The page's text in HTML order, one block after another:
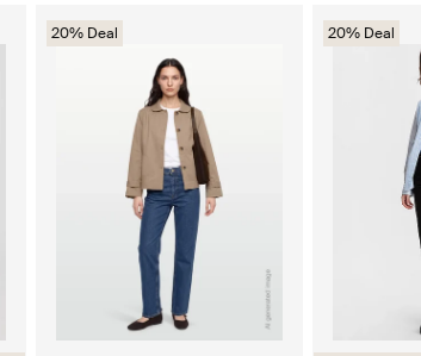
20% Deal 20% Deal